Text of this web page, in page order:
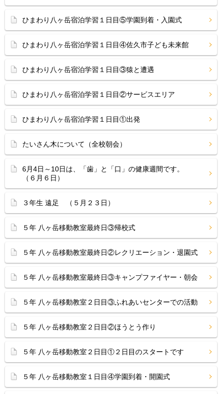
ひまわり八ヶ岳宿泊学習１日目⑤学園到着・入園式
ひまわり八ヶ岳宿泊学習１日目④佐久市子ども未来館
ひまわり八ヶ岳宿泊学習１日目③猿と遭遇
ひまわり八ヶ岳宿泊学習１日目②サービスエリア
ひまわり八ヶ岳宿泊学習１日目①出発
たいさん木について（全校朝会）
6月4日～10日は、「歯」と「口」の健康週間です。
（６月６日）
３年生 遠足 （５月２３日）
５年 八ヶ岳移動教室最終日③帰校式
５年 八ヶ岳移動教室最終日②レクリエーション・退園式
５年 八ヶ岳移動教室最終日③キャンプファイヤー・朝会
５年 八ヶ岳移動教室２日目③ふれあいセンターでの活動
５年 八ヶ岳移動教室２日目②ほうとう作り
５年 八ヶ岳移動教室２日目①２日目のスタートです
５年 八ヶ岳移動教室１日目④学園到着・開園式